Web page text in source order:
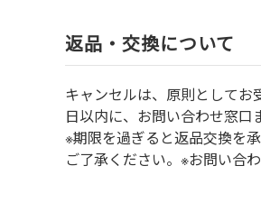
返品・交換について
キャンセルは、原則としてお
⽇以内に、お問い合わせ窓⼝
※期限を過ぎると返品交換を
ご了承ください。※お問い合